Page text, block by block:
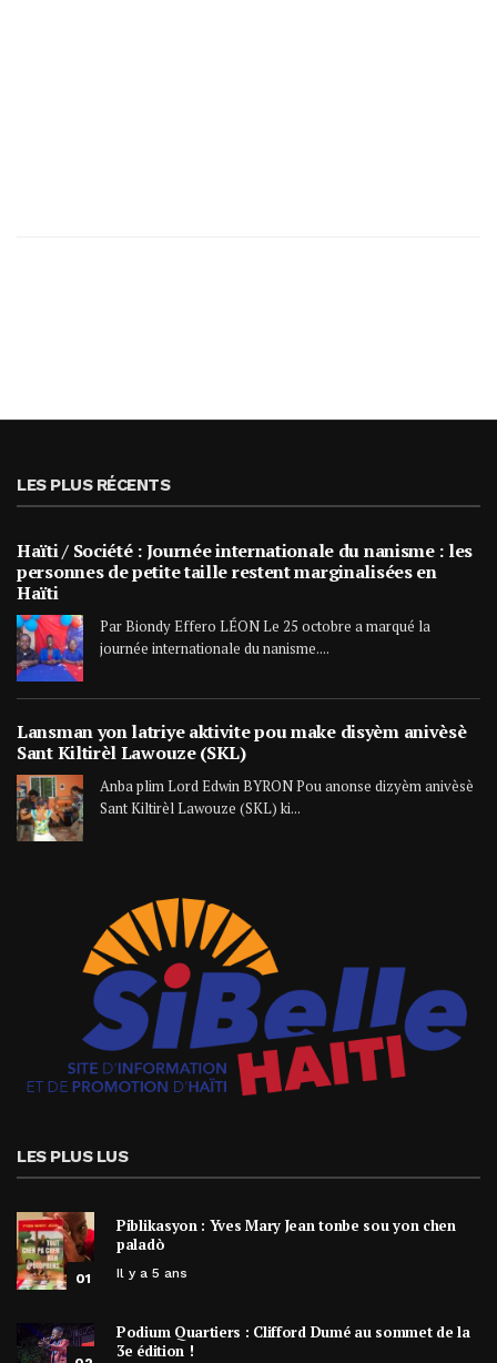
LES PLUS RÉCENTS
Haïti / Société : Journée internationale du nanisme : les
personnes de petite taille restent marginalisées en
Haïti
Par Biondy Effero LÉON Le 25 octobre a marqué la
journée internationale du nanisme....
Lansman yon latriye aktivite pou make disyèm anivèsè
Sant Kiltirèl Lawouze (SKL)
Anba plim Lord Edwin BYRON Pou anonse dizyèm anivèsè
Sant Kiltirèl Lawouze (SKL) ki...
LES PLUS LUS
01
Piblikasyon : Yves Mary Jean tonbe sou yon chen
paladò
Il y a 5 ans
Podium Quartiers : Clifford Dumé au sommet de la
3e édition !